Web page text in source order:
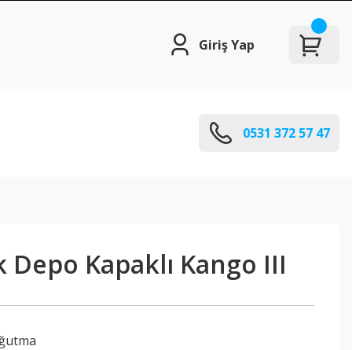
Giriş Yap
0531 372 57 47
Depo Kapaklı Kango III